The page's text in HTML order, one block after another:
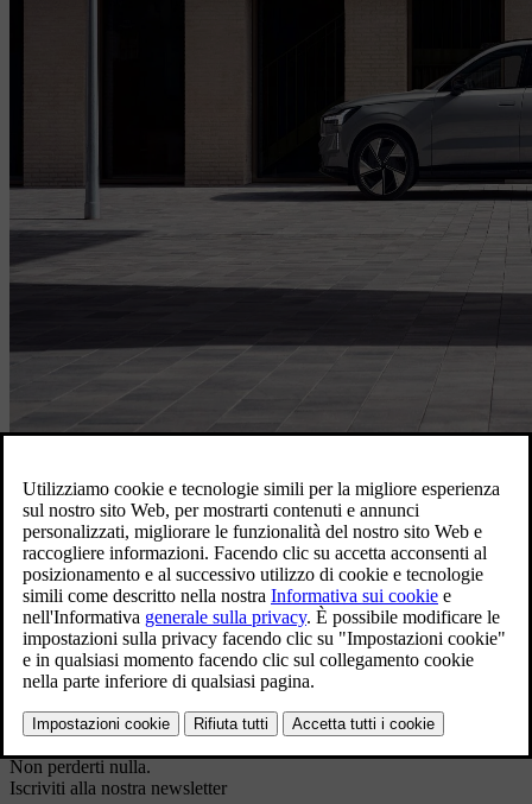
Accedi per prenotare il tuo
servizio
Dati di contatto precompilati
Dati VIN precompilati (se applicabile)
Prenotazione più rapida
Accedi